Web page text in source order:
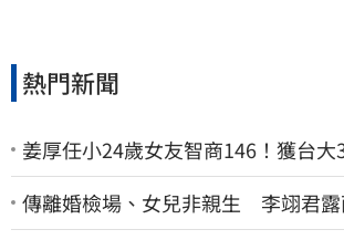
熱門新聞
姜厚任小24歲女友智商146！獲台大
傳離婚檢場、女兒非親生 李翊君露